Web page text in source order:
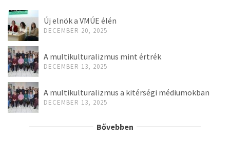
Új elnök a VMÚE élén
DECEMBER 20, 2025
A multikulturalizmus mint értrék
DECEMBER 13, 2025
A multikulturalizmus a kitérségi médiumokban
DECEMBER 13, 2025
Bővebben